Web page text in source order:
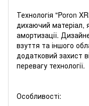
Технологія "Poron
дихаючий матеріал,
амортизації.
взуття та іншого
додатковий захист
перевагу технології.
Особливості: